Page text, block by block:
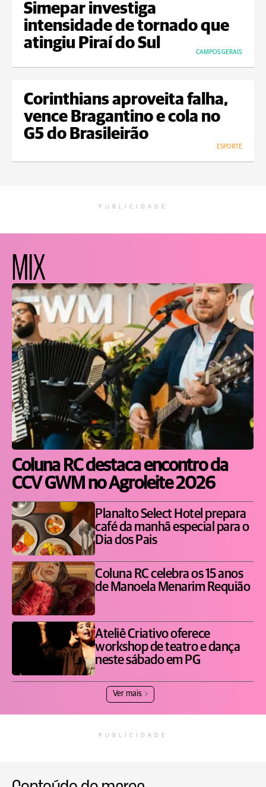
Simepar investiga
intensidade de tornado que
atingiu Piraí do Sul
CAMPOS GERAIS
Corinthians aproveita falha,
vence Bragantino e cola no
G5 do Brasileirão
ESPORTE
PUBLICIDADE
MIX
Coluna RC destaca encontro da
CCV GWM no Agroleite 2026
Planalto Select Hotel prepara
café da manhã especial para o
Dia dos Pais
Coluna RC celebra os 15 anos
de Manoela Menarim Requião
Ateliê Criativo oferece
workshop de teatro e dança
neste sábado em PG
Ver mais
PUBLICIDADE